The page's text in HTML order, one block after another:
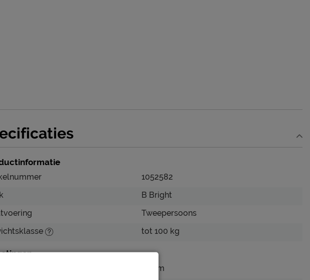
1052582
B Bright
Tweepersoons
tot 100 kg
54 cm